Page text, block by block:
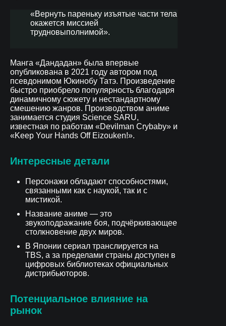
«Вернуть пареньку изъятые части тела
окажется миссией
трудновыполнимой».
Манга «Дандадан» была впервые
опубликована в 2021 году автором под
псевдонимом Юкинобу Татэ. Произведение
быстро приобрело популярность благодаря
динамичному сюжету и нестандартному
смешению жанров. Производством аниме
занимается студия Science SARU,
известная по работам «Devilman Crybaby» и
«Keep Your Hands Off Eizouken!».
Интересные детали
Персонажи обладают способностями,
связанными как с наукой, так и с
мистикой.
Название аниме — это
звукоподражание боя, подчёркивающее
столкновение двух миров.
В Японии сериал транслируется на
TBS, а за пределами страны доступен в
цифровых библиотеках официальных
дистрибьюторов.
Потенциальное влияние на
рынок